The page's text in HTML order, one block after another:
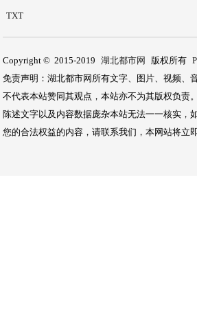
TXT
Copyright © 2015-2019 湖北都市网 版权所有
免责声明：湖北都市网所有文字、图片、视频、
不代表本站赞同其观点，本站亦不为其版权负责
陈述文字以及内容数据庞杂本站无法一一核实，
您的合法权益的内容，请联系我们，本网站将立